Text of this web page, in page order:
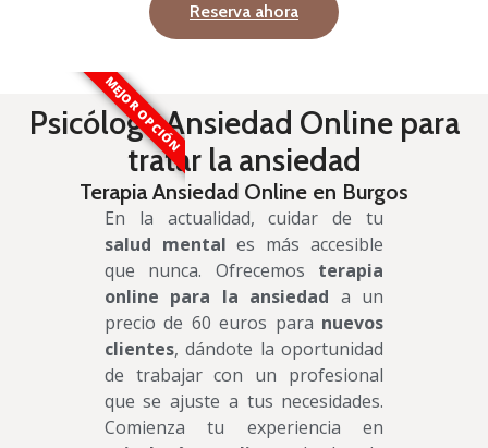
Reserva ahora
MEJOR OPCIÓN
Psicóloga Ansiedad Online para
tratar la ansiedad
Terapia Ansiedad Online en Burgos
En la actualidad, cuidar de tu
salud mental es más accesible
que nunca. Ofrecemos terapia
online para la ansiedad a un
precio de 60 euros para nuevos
clientes, dándote la oportunidad
de trabajar con un profesional
que se ajuste a tus necesidades.
Comienza tu experiencia en